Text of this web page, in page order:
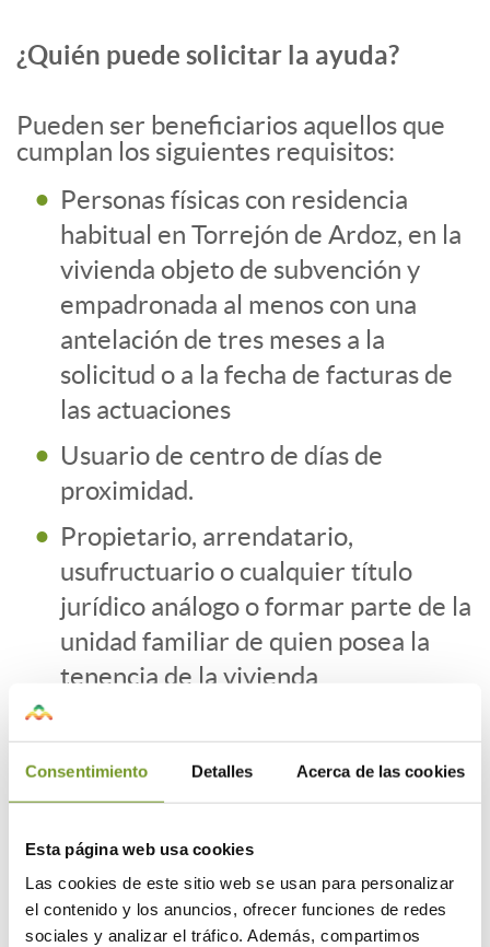
Consentimiento Detalles Acerca de las cookies
Esta página web usa cookies
Las cookies de este sitio web se usan para personalizar
el contenido y los anuncios, ofrecer funciones de redes
sociales y analizar el tráfico. Además, compartimos
¿Quién puede solicitar la ayuda?
Pueden ser beneficiarios aquellos que
cumplan los siguientes requisitos:
Personas físicas con residencia
habitual en Torrejón de Ardoz, en la
vivienda objeto de subvención y
empadronada al menos con una
antelación de tres meses a la
solicitud o a la fecha de facturas de
las actuaciones
Usuario de centro de días de
proximidad.
Propietario, arrendatario,
usufructuario o cualquier título
jurídico análogo o formar parte de la
unidad familiar de quien posea la
tenencia de la vivienda
¿Qué actuaciones se subvencionan?
Instalación de placas solares y
Rampas de acceso, plataformas
elevadoras, salva-escaleras u otros